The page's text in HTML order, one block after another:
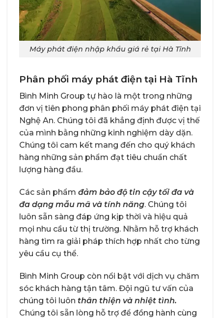
Máy phát điện nhập khẩu giá rẻ tại Hà Tĩnh
Phân phối máy phát điện tại Hà Tĩnh
Bình Minh Group tự hào là một trong những
đơn vị tiên phong phân phối máy phát điện tại
Nghệ An. Chúng tôi đã khẳng định được vị thế
của mình bằng những kinh nghiệm dày dặn.
Chúng tôi cam kết mang đến cho quý khách
hàng những sản phẩm đạt tiêu chuẩn chất
lượng hàng đầu.
Các sản phẩm đảm bảo độ tin cậy tối đa và
đa dạng mẫu mã và tính năng. Chúng tôi
luôn sẵn sàng đáp ứng kịp thời và hiệu quả
mọi nhu cầu từ thị trường. Nhằm hỗ trợ khách
hàng tìm ra giải pháp thích hợp nhất cho từng
yêu cầu cụ thể.
Bình Minh Group còn nổi bật với dịch vụ chăm
sóc khách hàng tận tâm. Đội ngũ tư vấn của
chúng tôi luôn thân thiện và nhiệt tình.
Chúng tôi sẵn lòng hỗ trợ để đồng hành cùng